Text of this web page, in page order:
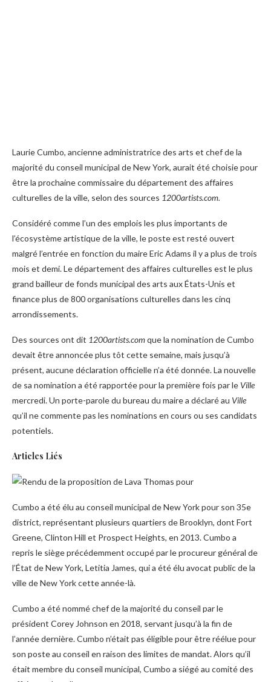
Laurie Cumbo, ancienne administratrice des arts et chef de la
majorité du conseil municipal de New York, aurait été choisie pour
être la prochaine commissaire du département des affaires
culturelles de la ville, selon des sources 1200artists.com.
Considéré comme l’un des emplois les plus importants de
l’écosystème artistique de la ville, le poste est resté ouvert
malgré l’entrée en fonction du maire Eric Adams il y a plus de trois
mois et demi. Le département des affaires culturelles est le plus
grand bailleur de fonds municipal des arts aux États-Unis et
finance plus de 800 organisations culturelles dans les cinq
arrondissements.
Des sources ont dit 1200artists.comque la nomination de Cumbo
devait être annoncée plus tôt cette semaine, mais jusqu’à
présent, aucune déclaration officielle n’a été donnée. La nouvelle
de sa nomination a été rapportée pour la première fois par le Ville
mercredi. Un porte-parole du bureau du maire a déclaré au Ville
qu’il ne commente pas les nominations en cours ou ses candidats
potentiels.
Articles Liés
Cumbo a été élu au conseil municipal de New York pour son 35e
district, représentant plusieurs quartiers de Brooklyn, dont Fort
Greene, Clinton Hill et Prospect Heights, en 2013. Cumbo a
repris le siège précédemment occupé par le procureur général de
l’État de New York, Letitia James, qui a été élu avocat public de la
ville de New York cette année-là.
Cumbo a été nommé chef de la majorité du conseil par le
président Corey Johnson en 2018, servant jusqu’à la fin de
l’année dernière. Cumbo n’était pas éligible pour être réélue pour
son poste au conseil en raison des limites de mandat. Alors qu’il
était membre du conseil municipal, Cumbo a siégé au comité des